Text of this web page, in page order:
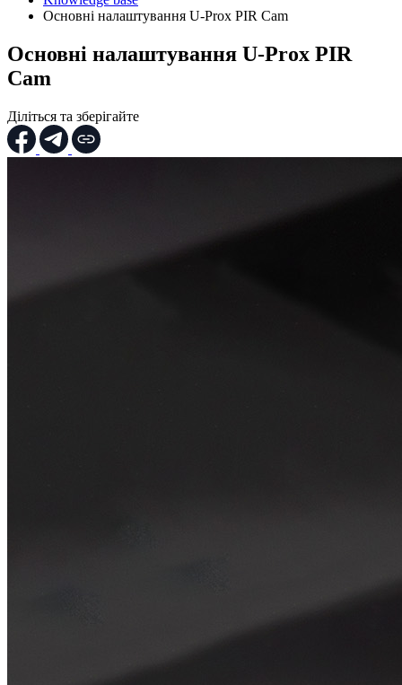
Основні налаштування U-Prox PIR Cam
Основні налаштування U-Prox PIR
Cam
Діліться та зберігайте